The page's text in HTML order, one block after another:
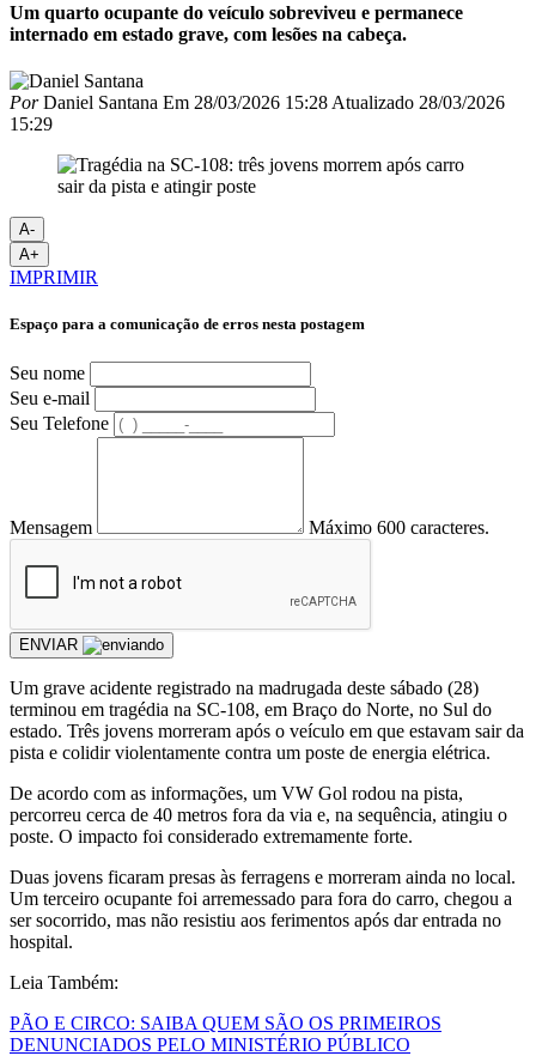
Um quarto ocupante do veículo sobreviveu e permanece
internado em estado grave, com lesões na cabeça.
PorDaniel Santana Em 28/03/2026 15:28 Atualizado 28/03/2026
15:29
A-
A+
IMPRIMIR
Espaço para a comunicação de erros nesta postagem
Seu nome
Seu e-mail
Seu Telefone
Mensagem Máximo 600 caracteres.
ENVIAR
Um grave acidente registrado na madrugada deste sábado (28)
terminou em tragédia na SC-108, em Braço do Norte, no Sul do
estado. Três jovens morreram após o veículo em que estavam sair da
pista e colidir violentamente contra um poste de energia elétrica.
De acordo com as informações, um VW Gol rodou na pista,
percorreu cerca de 40 metros fora da via e, na sequência, atingiu o
poste. O impacto foi considerado extremamente forte.
Duas jovens ficaram presas às ferragens e morreram ainda no local.
Um terceiro ocupante foi arremessado para fora do carro, chegou a
ser socorrido, mas não resistiu aos ferimentos após dar entrada no
hospital.
Leia Também:
PÃO E CIRCO: SAIBA QUEM SÃO OS PRIMEIROS
DENUNCIADOS PELO MINISTÉRIO PÚBLICO